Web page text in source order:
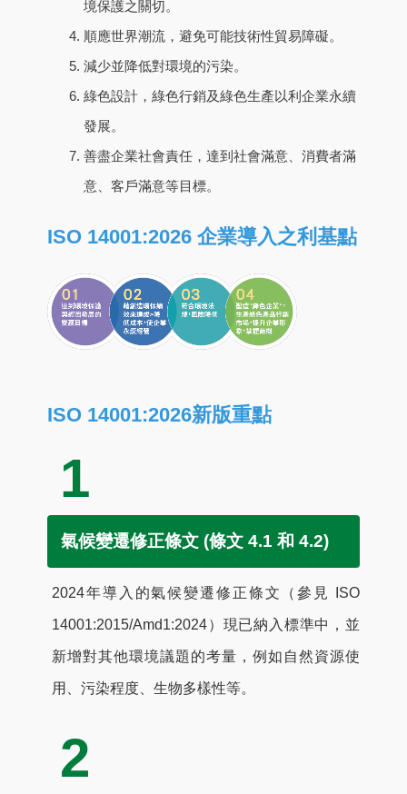
境保護之關切。
順應世界潮流，避免可能技術性貿易障礙。
減少並降低對環境的污染。
綠色設計，綠色行銷及綠色生產以利企業永續
發展。
善盡企業社會責任，達到社會滿意、消費者滿
意、客戶滿意等目標。
ISO 14001:2026 企業導入之利基點
ISO 14001:2026新版重點
1
氣候變遷修正條文 (條文 4.1 和 4.2)
2024年導入的氣候變遷修正條文（參見 ISO
14001:2015/Amd1:2024）現已納入標準中，並
新增對其他環境議題的考量，例如自然資源使
用、污染程度、生物多樣性等。
2